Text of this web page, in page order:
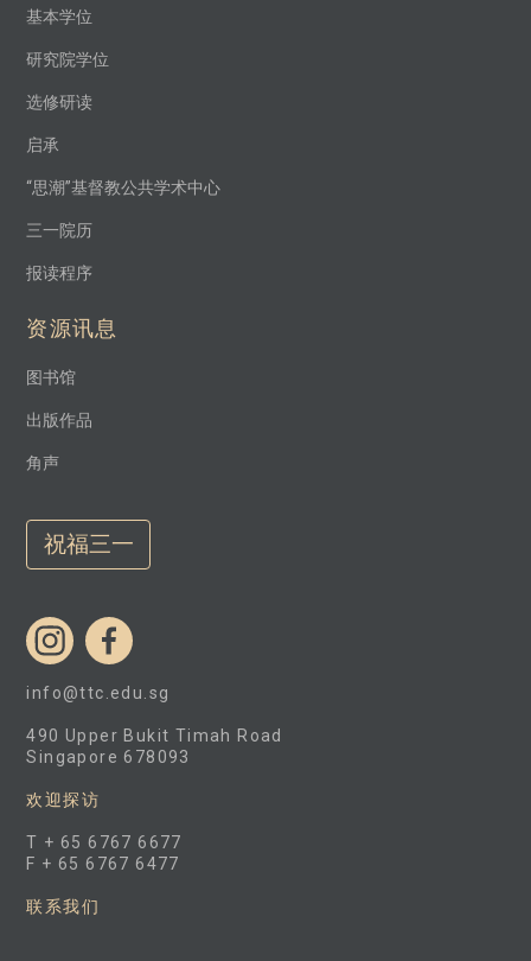
基本学位
研究院学位
选修研读
启承
“思潮”基督教公共学术中心
三一院历
报读程序
资源讯息
图书馆
出版作品
角声
祝福三一
info@ttc.edu.sg
490 Upper Bukit Timah Road
Singapore 678093
欢迎探访
T + 65 6767 6677
F + 65 6767 6477
联系我们